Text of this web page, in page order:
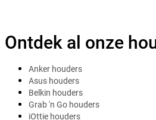
Ontdek al onze
Anker houders
Asus houders
Belkin houders
Grab 'n Go houders
iOttie houders